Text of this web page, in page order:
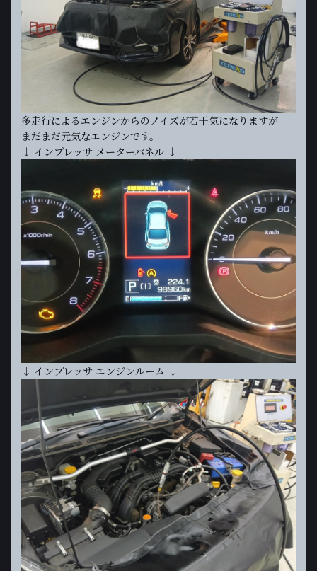
多走行によるエンジンからのノイズが若干気になりますが
まだまだ元気なエンジンです。
↓ インプレッサ メーターパネル ↓
↓ インプレッサ エンジンルーム ↓